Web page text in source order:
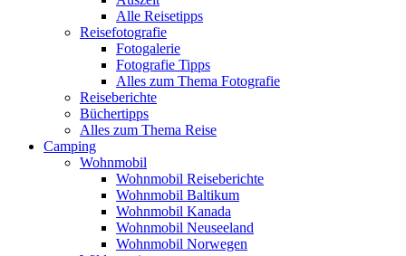
Alle Reisetipps
Reisefotografie
Fotogalerie
Fotografie Tipps
Alles zum Thema Fotografie
Reiseberichte
Büchertipps
Alles zum Thema Reise
Camping
Wohnmobil
Wohnmobil Reiseberichte
Wohnmobil Baltikum
Wohnmobil Kanada
Wohnmobil Neuseeland
Wohnmobil Norwegen